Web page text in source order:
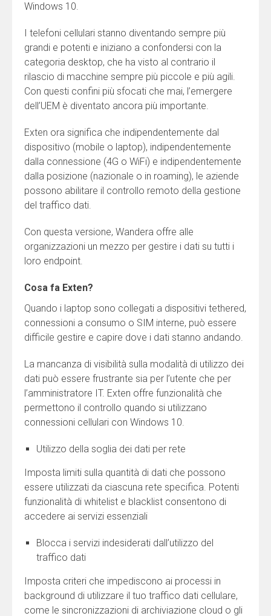
Windows 10.
I telefoni cellulari stanno diventando sempre più
grandi e potenti e iniziano a confondersi con la
categoria desktop, che ha visto al contrario il
rilascio di macchine sempre più piccole e più agili.
Con questi confini più sfocati che mai, l’emergere
dell’UEM è diventato ancora più importante.
Exten ora significa che indipendentemente dal
dispositivo (mobile o laptop), indipendentemente
dalla connessione (4G o WiFi) e indipendentemente
dalla posizione (nazionale o in roaming), le aziende
possono abilitare il controllo remoto della gestione
del traffico dati.
Con questa versione, Wandera offre alle
organizzazioni un mezzo per gestire i dati su tutti i
loro endpoint.
Cosa fa Exten?
Quando i laptop sono collegati a dispositivi tethered,
connessioni a consumo o SIM interne, può essere
difficile gestire e capire dove i dati stanno andando.
La mancanza di visibilità sulla modalità di utilizzo dei
dati può essere frustrante sia per l’utente che per
l’amministratore IT. Exten offre funzionalità che
permettono il controllo quando si utilizzano
connessioni cellulari con Windows 10.
Utilizzo della soglia dei dati per rete
Imposta limiti sulla quantità di dati che possono
essere utilizzati da ciascuna rete specifica. Potenti
funzionalità di whitelist e blacklist consentono di
accedere ai servizi essenziali
Blocca i servizi indesiderati dall’utilizzo del
traffico dati
Imposta criteri che impediscono ai processi in
background di utilizzare il tuo traffico dati cellulare,
come le sincronizzazioni di archiviazione cloud o gli